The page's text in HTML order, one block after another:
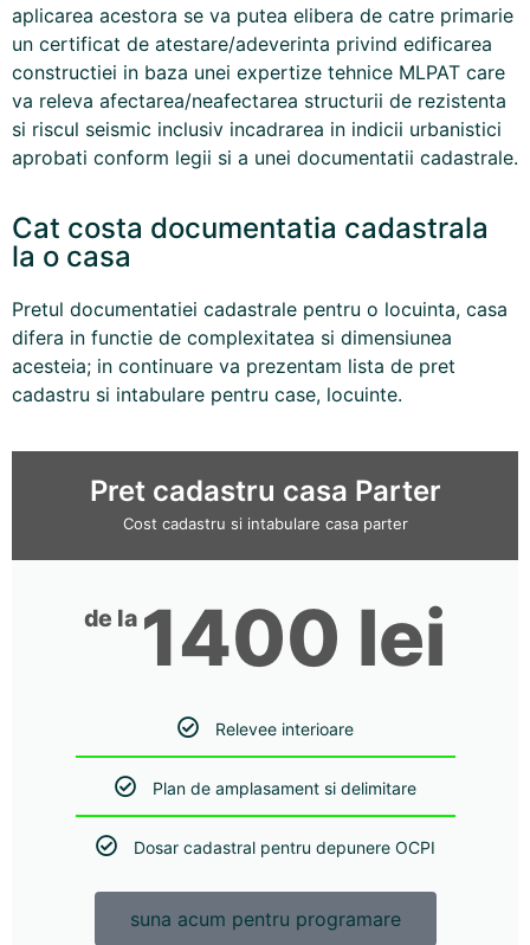
aplicarea acestora se va putea elibera de catre primarie
un certificat de atestare/adeverinta privind edificarea
constructiei in baza unei expertize tehnice MLPAT care
va releva afectarea/neafectarea structurii de rezistenta
si riscul seismic inclusiv incadrarea in indicii urbanistici
aprobati conform legii si a unei documentatii cadastrale.
Cat costa documentatia cadastrala
la o casa
Pretul documentatiei cadastrale pentru o locuinta, casa
difera in functie de complexitatea si dimensiunea
acesteia; in continuare va prezentam lista de pret
cadastru si intabulare pentru case, locuinte.
Pret cadastru casa Parter
Cost cadastru si intabulare casa parter
de la 1400 lei
Relevee interioare
Plan de amplasament si delimitare
Dosar cadastral pentru depunere OCPI
suna acum pentru programare